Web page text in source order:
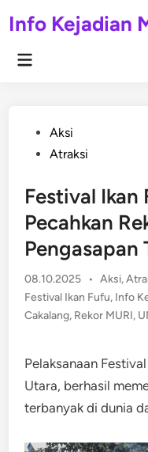
toInfo Kejadian
Main
PostedAksi
Atraksi
Festival Ikan
Pecahkan
Pengasapan
08.10.2025 • Posted
in
Aksi,
Festival Ikan Fufu, Info
Cakalang, Rekor MURI,
Pelaksanaan
Utara, berhasil
terbanyak di dunia